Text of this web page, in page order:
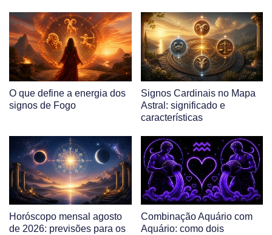
O que define a energia dos
signos de Fogo
Signos Cardinais no Mapa
Astral: significado e
características
Horóscopo mensal agosto
de 2026: previsões para os
Combinação Aquário com
Aquário: como dois